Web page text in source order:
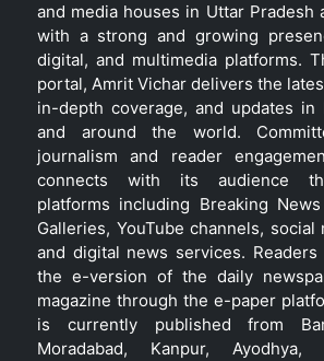
and media houses in Uttar Pradesh
with a strong and growing
digital, and multimedia platforms.
portal, Amrit Vichar delivers the
in-depth coverage, and updates in
and around the world.
journalism and reader
connects with its audience
platforms including Breaking
Galleries, YouTube channels, social
and digital news services. Readers
the e-version of the daily
magazine through the e-paper
is currently published from
Moradabad, Kanpur, Ayodhya,